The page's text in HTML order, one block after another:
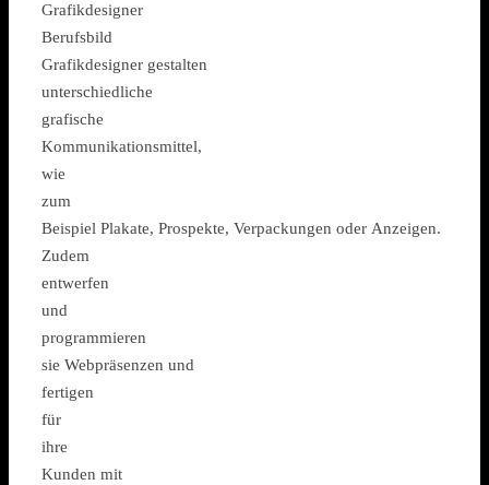
Grafikdesigner
Berufsbild
Grafikdesigner gestalten
unterschiedliche
grafische
Kommunikationsmittel,
wie
zum
Beispiel Plakate, Prospekte, Verpackungen oder Anzeigen.
Zudem
entwerfen
und
programmieren
sie Webpräsenzen und
fertigen
für
ihre
Kunden mit